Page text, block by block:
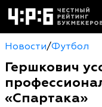
Новости/Футбол
Гершкович
«Спартака»